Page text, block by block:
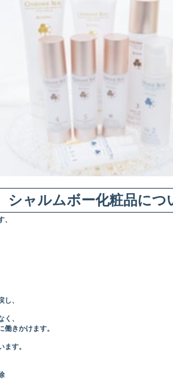
シャルムボー化粧品につ
、
、
働きかけます。
す。